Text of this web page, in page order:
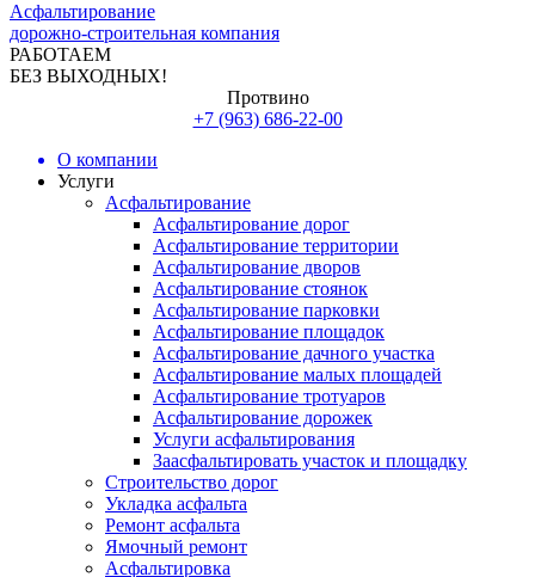
Асфальтирование
дорожно-строительная компания
РАБОТАЕМ
БЕЗ ВЫХОДНЫХ!
Протвино
+7 (963) 686-22-00
О компании
Услуги
Асфальтирование
Асфальтирование дорог
Асфальтирование территории
Асфальтирование дворов
Асфальтирование стоянок
Асфальтирование парковки
Асфальтирование площадок
Асфальтирование дачного участка
Асфальтирование малых площадей
Асфальтирование тротуаров
Асфальтирование дорожек
Услуги асфальтирования
Заасфальтировать участок и площадку
Строительство дорог
Укладка асфальта
Ремонт асфальта
Ямочный ремонт
Асфальтировка